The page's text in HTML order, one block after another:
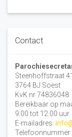
Contact
Steenhoffstraat 41
3764 BJ Soest
KvK nr 74836048
Bereikbaar op
9.00 tot 12.00 uur.
E-mailadres: